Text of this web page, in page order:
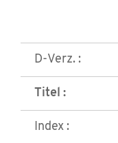
D-Verz. :
Titel :
Index :